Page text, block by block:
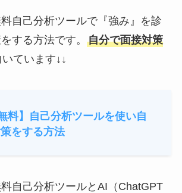
自己分析ツールで『強み』を診
する方法です。 自分で面接対策
ています↓↓
料】自己分析ツールを使い自
をする方法
自己分析ツールとAI（ChatGPT